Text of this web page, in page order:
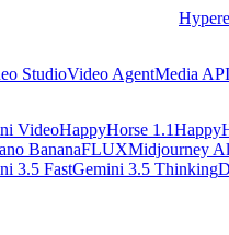
StudioVideo AgentMedia API
VideoHappyHorse 1.1
BananaFLUXMidjourney
3.5 FastGemini 3.5 Thinking